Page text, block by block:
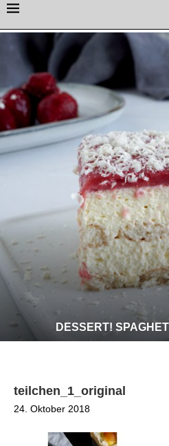
DESSERT!
teilchen_1_original
24. Oktober 2018